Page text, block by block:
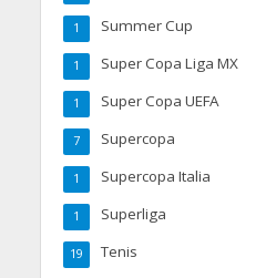
Summer Cup
1
Super Copa Liga MX
1
Super Copa UEFA
1
Supercopa
7
Supercopa Italia
1
Superliga
1
Tenis
19